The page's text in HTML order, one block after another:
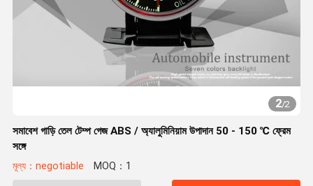
2/2
সমাবেশ গাড়ি তেল টেম্প গেজ ABS / অ্যালুমিনিয়াম উপাদান 50 - 150 ℃ ফ্রেম
সঙ্গে
মূল্য：negotiable MOQ：1